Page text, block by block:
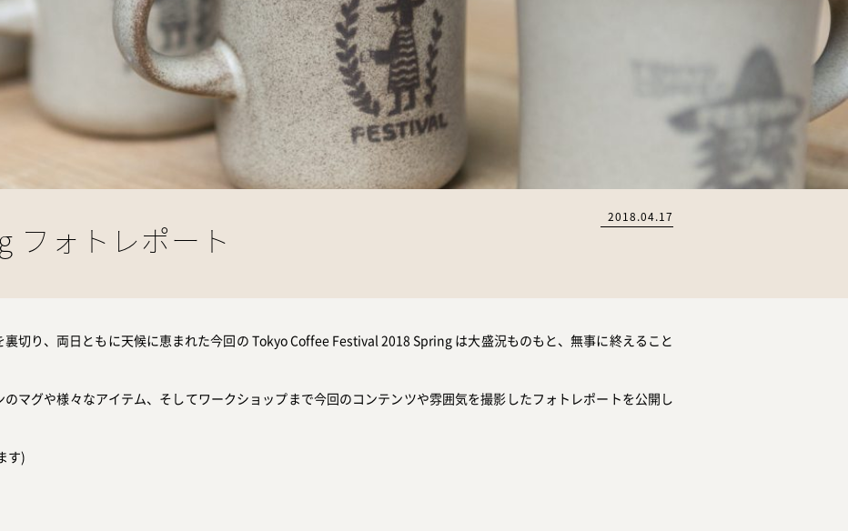
フォトレポート
2018.04.17
切り、両日ともに天候に恵まれた今回の Tokyo Coffee Festival 2018 Spring は大盛況ものもと、無事に終えること
マグや様々なアイテム、そしてワークショップまで今回のコンテンツや雰囲気を撮影したフォトレポートを公開し
す)